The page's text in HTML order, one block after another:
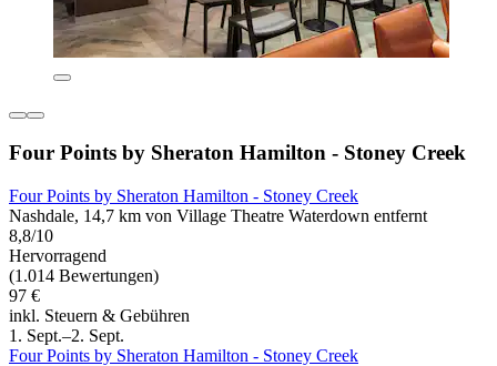
Four Points by Sheraton Hamilton - Stoney Creek
Four Points by Sheraton Hamilton - Stoney Creek
Nashdale, 14,7 km von Village Theatre Waterdown entfernt
8,8/10
Hervorragend
(1.014 Bewertungen)
97 €
inkl. Steuern & Gebühren
1. Sept.–2. Sept.
Four Points by Sheraton Hamilton - Stoney Creek